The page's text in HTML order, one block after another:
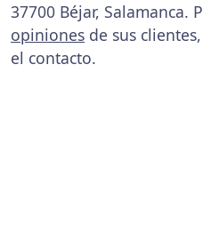
37700 Béjar, Salamanca.
opiniones de sus
el contacto.